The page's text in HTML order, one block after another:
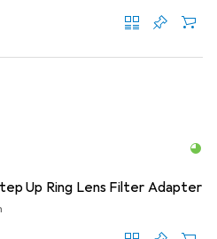
Up Ring Lens Filter Adapter